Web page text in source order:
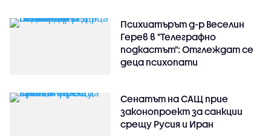
Психиатърът д-р Веселин
Герев в "Телеграфно
подкастът": Отглеждат се
деца психопати
Сенатът на САЩ прие
законопроект за санкции
срещу Русия и Иран